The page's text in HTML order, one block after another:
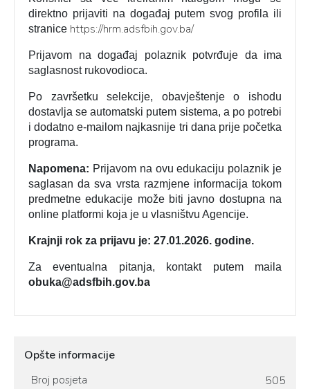
direktno prijaviti na događaj putem svog profila ili
stranice https://hrm.adsfbih.gov.ba/
Prijavom na događaj polaznik potvrđuje da ima
saglasnost rukovodioca.
Po završetku selekcije, obavještenje o ishodu
dostavlja se automatski putem sistema, a po potrebi
i dodatno e-mailom najkasnije tri dana prije početka
programa.
Napomena: Prijavom na ovu edukaciju polaznik je
saglasan da sva vrsta razmjene informacija tokom
predmetne edukacije može biti javno dostupna na
online platformi koja je u vlasništvu Agencije.
Krajnji rok za prijavu je: 27.01.2026. godine.
Za eventualna pitanja, kontakt putem maila
obuka@adsfbih.gov.ba
Opšte informacije
Broj posjeta 505